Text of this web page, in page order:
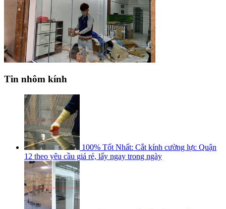
Tin nhôm kính
100% Tốt Nhất: Cắt kính cường lực Quận
12 theo yêu cầu giá rẻ, lấy ngay trong ngày